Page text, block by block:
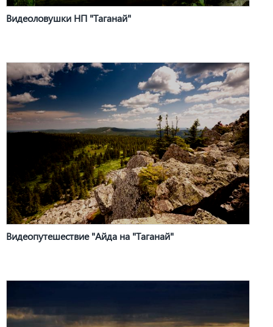
Видеоловушки НП "Таганай"
Видеопутешествие "Айда на "Таганай"